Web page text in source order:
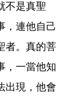
不是真聖
，連他自己
者。真的菩
，一當他知
出現，他會